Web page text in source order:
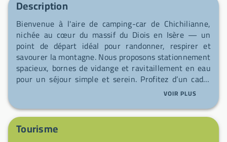
Description
Bienvenue à l'aire de camping-car de Chichilianne,
nichée au cœur du massif du Diois en Isère — un
point de départ idéal pour randonner, respirer et
savourer la montagne. Nous proposons stationnement
spacieux, bornes de vidange et ravitaillement en eau
pour un séjour simple et serein. Profitez d’un cadre
calme et d’un accueil convivial qui facilitent vos
VOIR PLUS
Tourisme